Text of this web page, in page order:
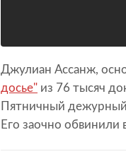
Джулиан Ассанж,
досье" из 76 тысяч
Пятничный дежурный
Его заочно обвинили